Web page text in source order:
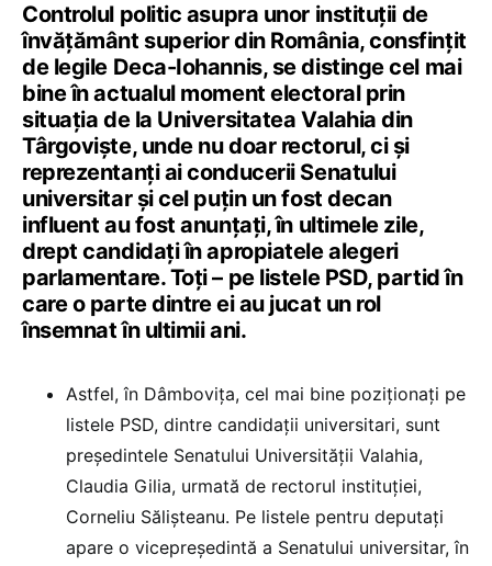
Controlul politic asupra unor instituții de
învățământ superior din România, consfințit
de legile Deca-Iohannis, se distinge cel mai
bine în actualul moment electoral prin
situația de la Universitatea Valahia din
Târgoviște, unde nu doar rectorul, ci și
reprezentanți ai conducerii Senatului
universitar și cel puțin un fost decan
influent au fost anunțați, în ultimele zile,
drept candidați în apropiatele alegeri
parlamentare. Toți – pe listele PSD, partid în
care o parte dintre ei au jucat un rol
însemnat în ultimii ani.
Astfel, în Dâmbovița, cel mai bine poziționați pe
listele PSD, dintre candidații universitari, sunt
președintele Senatului Universității Valahia,
Claudia Gilia, urmată de rectorul instituției,
Corneliu Sălișteanu. Pe listele pentru deputați
apare o vicepreședintă a Senatului universitar, în